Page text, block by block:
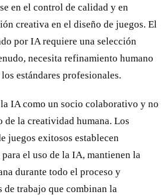
en el control de calidad y en
creativa en el diseño de juegos. El
por IA requiere una selección
necesita refinamiento humano
estándares profesionales.
IA como un socio colaborativo y no
de la creatividad humana. Los
juegos exitosos establecen
el uso de la IA, mantienen la
durante todo el proceso y
trabajo que combinan la